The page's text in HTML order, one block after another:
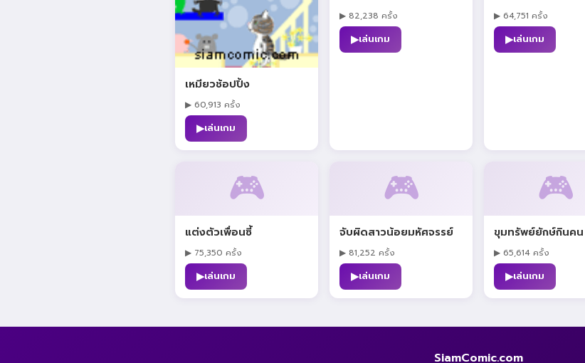
เหมียวช้อปปิ้ง
▶ 60,913 ครั้ง
▶เล่นเกม
▶ 82,238 ครั้ง
▶เล่นเกม
▶ 64,751 ครั้ง
▶เล่นเกม
🎮
แต่งตัวเพื่อนซี้
▶ 75,350 ครั้ง
▶เล่นเกม
🎮
จับผิดสาวน้อยมหัศจรรย์
▶ 81,252 ครั้ง
▶เล่นเกม
🎮
ขุมทรัพย์ยักษ์กินคน
▶ 65,614 ครั้ง
▶เล่นเกม
SiamComic.com